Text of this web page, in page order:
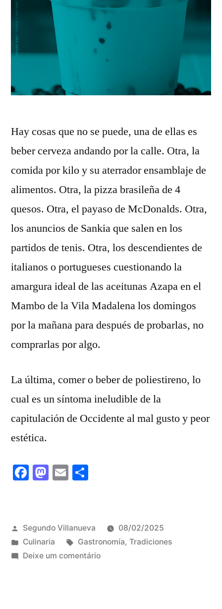
Hay cosas que no se puede, una de ellas es
beber cerveza andando por la calle. Otra, la
comida por kilo y su aterrador ensamblaje de
alimentos. Otra, la pizza brasileña de 4
quesos. Otra, el payaso de McDonalds. Otra,
los anuncios de Sankia que salen en los
partidos de tenis. Otra, los descendientes de
italianos o portugueses cuestionando la
amargura ideal de las aceitunas Azapa en el
Mambo de la Vila Madalena los domingos
por la mañana para después de probarlas, no
comprarlas por algo.
La última, comer o beber de poliestireno, lo
cual es un síntoma ineludible de la
capitulación de Occidente al mal gusto y peor
estética.
Facebook
Mastodon
Email
Publicado
por
Segundo Villanueva
08/02/2025
Publicado
em
Culinaria Tags:
Gastronomía, Tradiciones
Deixe um comentárioem